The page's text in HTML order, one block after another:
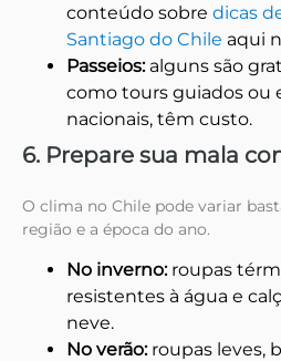
conteúdo sobre dicas
Santiago do Chile aqui
Passeios:alguns são
como tours guiados ou
nacionais, têm custo.
6. Prepare sua mala
O clima no Chile pode variar
região e a época do ano.
No inverno:roupas
resistentes à água e
neve.
No verão:roupas leves,